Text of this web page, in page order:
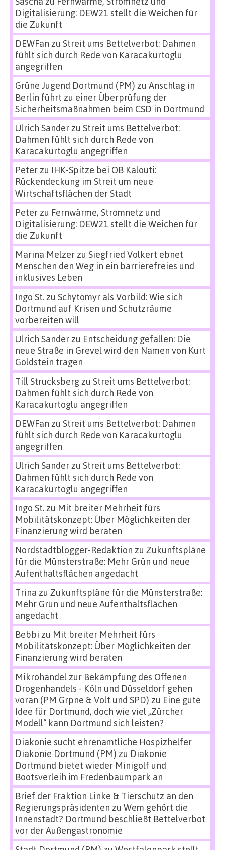
Digitalisierung: DEW21 stellt die Weichen für
die Zukunft
DEWFan zu Streit ums Bettelverbot: Dahmen
fühlt sich durch Rede von Karacakurtoglu
angegriffen
Grüne Jugend Dortmund (PM) zu Anschlag in
Berlin führt zu einer Überprüfung der
Sicherheitsmaßnahmen beim CSD in Dortmund
Ulrich Sanderzu Streit ums Bettelverbot:
Dahmen fühlt sich durch Rede von
Karacakurtoglu angegriffen
Peterzu IHK-Spitze bei OB Kalouti:
Rückendeckung im Streit um neue
Wirtschaftsflächen der Stadt
Peterzu Fernwärme, Stromnetz und
Digitalisierung: DEW21 stellt die Weichen für
die Zukunft
Marina Melzerzu Siegfried Volkert ebnet
Menschen den Weg in ein barrierefreies und
inklusives Leben
Ingo St.zu Schytomyr als Vorbild: Wie sich
Dortmund auf Krisen und Schutzräume
vorbereiten will
Ulrich Sanderzu Entscheidung gefallen: Die
neue Straße in Grevel wird den Namen von Kurt
Goldstein tragen
Till Strucksbergzu Streit ums Bettelverbot:
Dahmen fühlt sich durch Rede von
Karacakurtoglu angegriffen
DEWFan zu Streit ums Bettelverbot: Dahmen
fühlt sich durch Rede von Karacakurtoglu
angegriffen
Ulrich Sanderzu Streit ums Bettelverbot:
Dahmen fühlt sich durch Rede von
Karacakurtoglu angegriffen
Ingo St.zu Mit breiter Mehrheit fürs
Mobilitätskonzept: Über Möglichkeiten der
Finanzierung wird beraten
Nordstadtblogger-Redaktion zu Zukunftspläne
für die Münsterstraße: Mehr Grün und neue
Aufenthaltsflächen angedacht
Trina zu Zukunftspläne für die Münsterstraße:
Mehr Grün und neue Aufenthaltsflächen
angedacht
Bebbi zu Mit breiter Mehrheit fürs
Mobilitätskonzept: Über Möglichkeiten der
Finanzierung wird beraten
Mikrohandel zur Bekämpfung des Offenen
Drogenhandels - Köln und Düsseldorf gehen
voran (PM Grpne & Volt und SPD) zu Eine gute
Idee für Dortmund, doch wie viel „Zürcher
Modell“ kann Dortmund sich leisten?
Diakonie sucht ehrenamtliche Hospizhelfer
Diakonie Dortmund (PM) zu Diakonie
Dortmund bietet wieder Minigolf und
Bootsverleih im Fredenbaumpark an
Brief der Fraktion Linke & Tierschutz an den
Regierungspräsidenten zu Wem gehört die
Innenstadt? Dortmund beschließt Bettelverbot
vor der Außengastronomie